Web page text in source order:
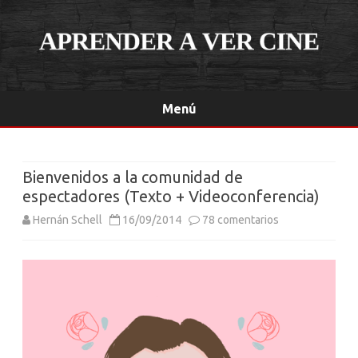
Menú
Bienvenidos a la comunidad de
espectadores (Texto + Videoconferencia)
Hernán Schell 16/09/2014 78 comentarios
comunidad